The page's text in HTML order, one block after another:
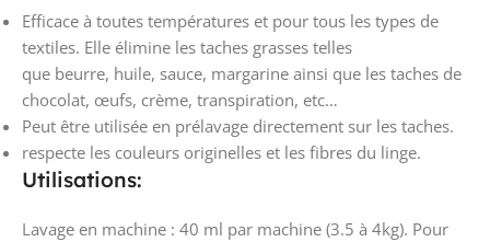
Efficace à toutes températures et pour tous les types de
textiles. Elle élimine les taches grasses telles
que beurre, huile, sauce, margarine ainsi que les taches de
chocolat, œufs, crème, transpiration, etc…
Peut être utilisée en prélavage directement sur les taches.
respecte les couleurs originelles et les fibres du linge.
Utilisations:
Lavage en machine : 40 ml par machine (3.5 à 4kg). Pour